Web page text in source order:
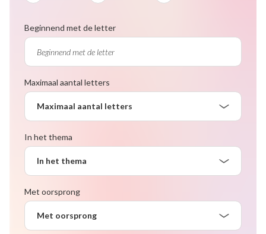
Beginnend met de letter
Maximaal aantal letters
Maximaal aantal letters
In het thema
In het thema
Met oorsprong
Met oorsprong